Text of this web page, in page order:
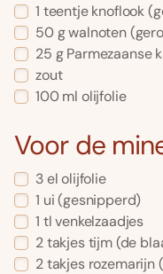
1 teentje knoflook
50 g walnoten
25 g Parmezaanse
zout
100 ml olijfolie
Voor de
3 el olijfolie
1 ui (gesnipperd)
1 tl venkelzaadjes
2 takjes tijm (de
2 takjes rozemarijn